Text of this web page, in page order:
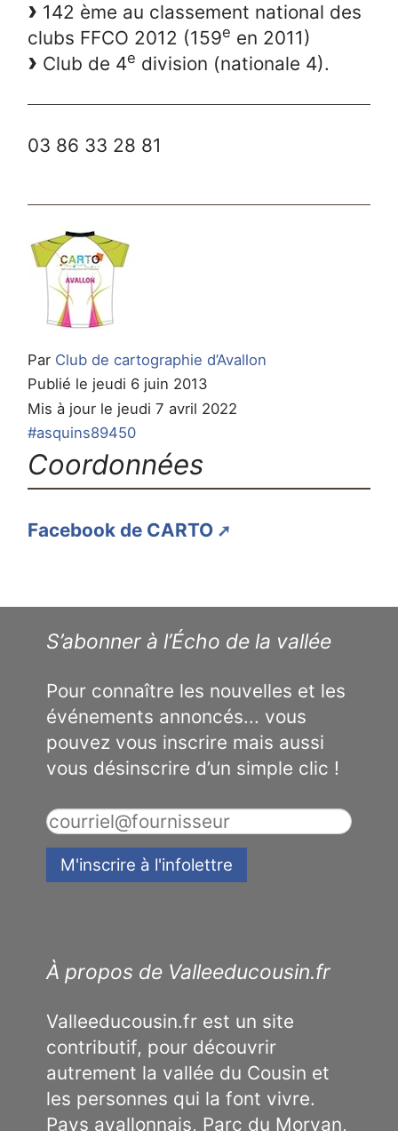
142 ème au classement national des
clubs FFCO 2012 (159e en 2011)
Club de 4e division (nationale 4).
03 86 33 28 81
Par Club de cartographie d’Avallon
Publié le jeudi 6 juin 2013
Mis à jour le jeudi 7 avril 2022
#asquins89450
Coordonnées
Facebook de CARTO
S’abonner à l’Écho de la vallée
Pour connaître les nouvelles et les
événements annoncés... vous
pouvez vous inscrire mais aussi
vous désinscrire d’un simple clic !
À propos de Valleeducousin.fr
Valleeducousin.fr est un site
contributif, pour découvrir
autrement la vallée du Cousin et
les personnes qui la font vivre.
Pays avallonnais, Parc du Morvan,